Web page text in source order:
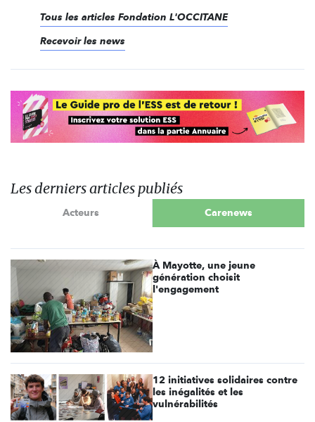
Tous les articles Fondation L'OCCITANE
Recevoir les news
Les derniers articles publiés
Acteurs Carenews
À Mayotte, une jeune
génération choisit
l'engagement
12 initiatives solidaires contre
les inégalités et les
vulnérabilités